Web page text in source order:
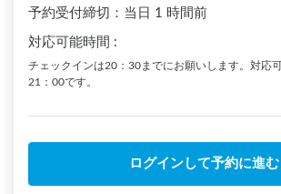
予約受付締切： 当日 1 時間前
対応可能時間 :
チェックインは20：30までにお願いします。対応
21：00です。
ログインして予約に進む